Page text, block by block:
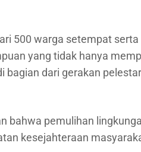
500 warga setempat
yang tidak hanya
dari gerakan
bahwa pemulihan
kesejahteraan